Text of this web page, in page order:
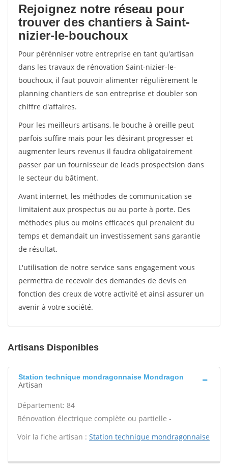
Rejoignez notre réseau pour
trouver des chantiers à Saint-
nizier-le-bouchoux
Pour pérénniser votre entreprise en tant qu'artisan
dans les travaux de rénovation Saint-nizier-le-
bouchoux, il faut pouvoir alimenter régulièrement le
planning chantiers de son entreprise et doubler son
chiffre d'affaires.
Pour les meilleurs artisans, le bouche à oreille peut
parfois suffire mais pour les désirant progresser et
augmenter leurs revenus il faudra obligatoirement
passer par un fournisseur de leads prospectsion dans
le secteur du bâtiment.
Avant internet, les méthodes de communication se
limitaient aux prospectus ou au porte à porte. Des
méthodes plus ou moins efficaces qui prenaient du
temps et demandait un investissement sans garantie
de résultat.
L'utilisation de notre service sans engagement vous
permettra de recevoir des demandes de devis en
fonction des creux de votre activité et ainsi assurer un
avenir à votre société.
Artisans Disponibles
Station technique mondragonnaise Mondragon
Artisan
Département: 84
Rénovation électrique complète ou partielle -
Voir la fiche artisan : Station technique mondragonnaise